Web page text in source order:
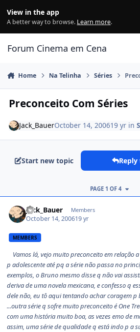
View in the app
A better way to browse. Learn more.
Forum Cinema em Cena
Home Na Telinha Séries
Preconceito Com Séries
Jack_BauerOctober 14, 200619 yr in
Start new topic
PAGE 1 OF 4
Jack_Bauer Members
October 14, 200619 yr
MEMBERS
Vamos lá, vejo muito preconceito em relação
p adolescente até pq a série não passa no
exemplos, o Bruno mesmo disse q não vai
deriva de uma novela mexicana, e confesso q
dele não, eu tô aqui tentando achar coragem p
...outra série q sofre muito preconceito é One
com uma história muito boa, as vezes emo de
assim, uma série de qualidade q está indo p a